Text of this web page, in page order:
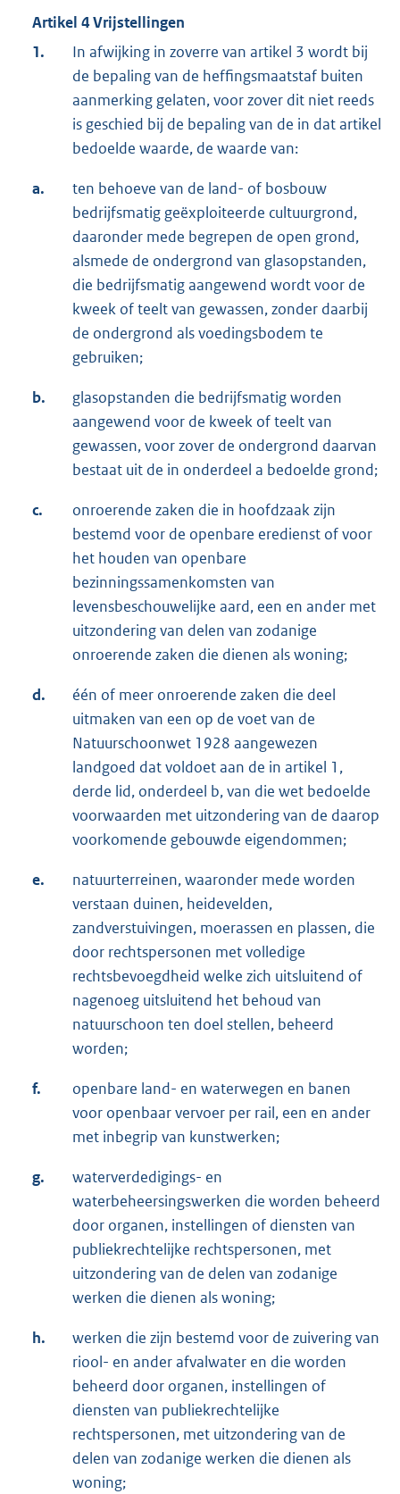
Artikel 4 Vrijstellingen
1.
In afwijking in zoverre van artikel 3 wordt bij
de bepaling van de heffingsmaatstaf buiten
aanmerking gelaten, voor zover dit niet reeds
is geschied bij de bepaling van de in dat artikel
bedoelde waarde, de waarde van:
a.
ten behoeve van de land- of bosbouw
bedrijfsmatig geëxploiteerde cultuurgrond,
daaronder mede begrepen de open grond,
alsmede de ondergrond van glasopstanden,
die bedrijfsmatig aangewend wordt voor de
kweek of teelt van gewassen, zonder daarbij
de ondergrond als voedingsbodem te
gebruiken;
b.
glasopstanden die bedrijfsmatig worden
aangewend voor de kweek of teelt van
gewassen, voor zover de ondergrond daarvan
bestaat uit de in onderdeel a bedoelde grond;
c.
onroerende zaken die in hoofdzaak zijn
bestemd voor de openbare eredienst of voor
het houden van openbare
bezinningssamenkomsten van
levensbeschouwelijke aard, een en ander met
uitzondering van delen van zodanige
onroerende zaken die dienen als woning;
d.
één of meer onroerende zaken die deel
uitmaken van een op de voet van de
Natuurschoonwet 1928 aangewezen
landgoed dat voldoet aan de in artikel 1,
derde lid, onderdeel b, van die wet bedoelde
voorwaarden met uitzondering van de daarop
voorkomende gebouwde eigendommen;
e.
natuurterreinen, waaronder mede worden
verstaan duinen, heidevelden,
zandverstuivingen, moerassen en plassen, die
door rechtspersonen met volledige
rechtsbevoegdheid welke zich uitsluitend of
nagenoeg uitsluitend het behoud van
natuurschoon ten doel stellen, beheerd
worden;
f.
openbare land- en waterwegen en banen
voor openbaar vervoer per rail, een en ander
met inbegrip van kunstwerken;
g.
waterverdedigings- en
waterbeheersingswerken die worden beheerd
door organen, instellingen of diensten van
publiekrechtelijke rechtspersonen, met
uitzondering van de delen van zodanige
werken die dienen als woning;
h.
werken die zijn bestemd voor de zuivering van
riool- en ander afvalwater en die worden
beheerd door organen, instellingen of
diensten van publiekrechtelijke
rechtspersonen, met uitzondering van de
delen van zodanige werken die dienen als
woning;